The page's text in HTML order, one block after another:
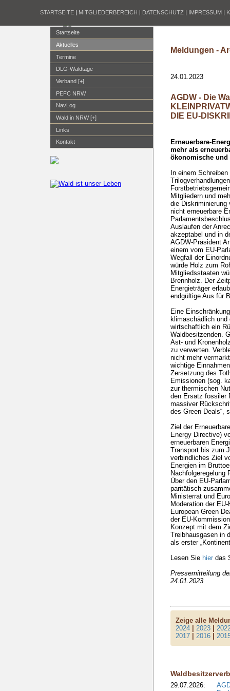
STARTSEITE | MITGLIEDERBEREICH | DATENSCHUTZ | IMPRESSUM |
Startseite
Aktuelles
Termine
DLG-Waldtage
Verband [+]
PEFC NRW
NavLog
Wald in NRW [+]
Links
Kontakt
Meldungen -
24.01.2023
AGDW - Die
DIE EU-
Erneuerbare-
mehr als
ökonomische
In einem
Mitgliedern und
die Diskriminierung
nicht erneuerbare
Auslaufen der
akzeptabel und in
AGDW-Präsident
einem vom EU-
Wegfall der
würde Holz zum
Mitgliedsstaaten
Brennholz. Der
Energieträger
endgültige Aus für
Eine
klimaschädlich und
wirtschaftlich ein
Waldbesitzenden.
Ast- und
zu verwerten.
nicht mehr
wichtige
Zersetzung des
Emissionen (sog.
zur thermischen
den Ersatz fossiler
massiver
des Green Deals“,
Ziel der
Energy Directive)
erneuerbaren
Transport bis zum
verbindliches Ziel
Energien im
Nachfolgeregelung
Über den EU-
paritätisch
Ministerrat und
Moderation der
European Green
der EU-
Konzept mit dem
Treibhausgasen in
als erster
Lesen Sie hier das
Pressemitteilung
24.01.2023
Zeige alle
2024 |2023 |
2017 |2016 |
29.07.2026: